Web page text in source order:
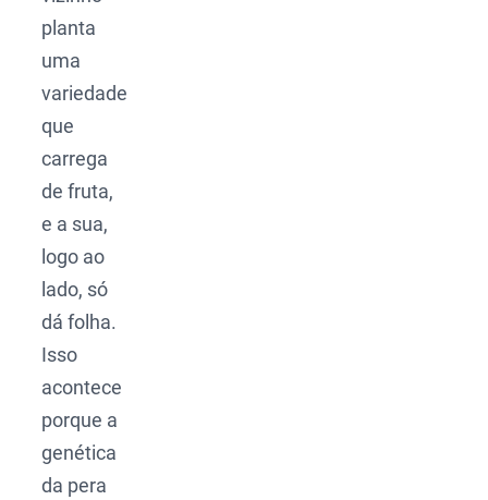
planta
uma
variedade
que
carrega
de fruta,
e a sua,
logo ao
lado, só
dá folha.
Isso
acontece
porque a
genética
da pera